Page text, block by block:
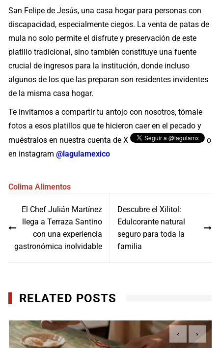
San Felipe de Jesús, una casa hogar para personas con
discapacidad, especialmente ciegos. La venta de patas de
mula no solo permite el disfrute y preservación de este
platillo tradicional, sino también constituye una fuente
crucial de ingresos para la institución, donde incluso
algunos de los que las preparan son residentes invidentes
de la misma casa hogar.
Te invitamos a compartir tu antojo con nosotros, tómale
fotos a esos platillos que te hicieron caer en el pecado y
muéstralos en nuestra cuenta de X
o
en instagram@lagulamexico
Colima Alimentos
entradas
El Chef Julián Martínez
llega a Terraza Santino
con una experiencia
gastronómica inolvidable
Descubre el Xilitol:
Edulcorante natural
seguro para toda la
familia
RELATED POSTS
‹ ›